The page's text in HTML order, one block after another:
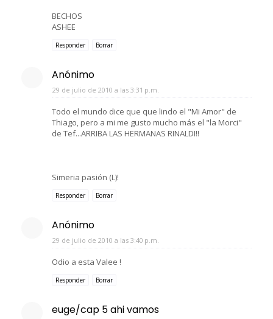
BECHOS
ASHEE
Responder Borrar
Anónimo
29 de julio de 2010 a las 3:31 p.m.
Todo el mundo dice que que lindo el "Mi Amor" de
Thiago, pero a mi me gusto mucho más el "la Morci"
de Tef...ARRIBA LAS HERMANAS RINALDI!!
Simeria pasión (L)!
Responder Borrar
Anónimo
29 de julio de 2010 a las 3:40 p.m.
Odio a esta Valee !
Responder Borrar
euge/cap 5 ahi vamos